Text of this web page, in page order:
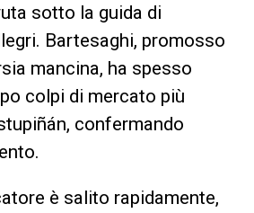
sotto la guida di
Bartesaghi, promosso
mancina, ha spesso
colpi di mercato più
confermando
è salito rapidamente,